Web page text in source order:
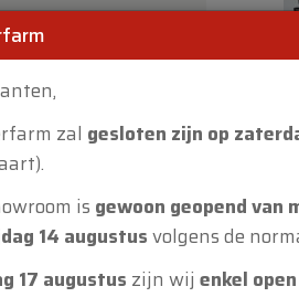
zal gesloten zijn op
is gewoon geopend van
14 augustusvolgens de
17 augustus zijn wij enkel